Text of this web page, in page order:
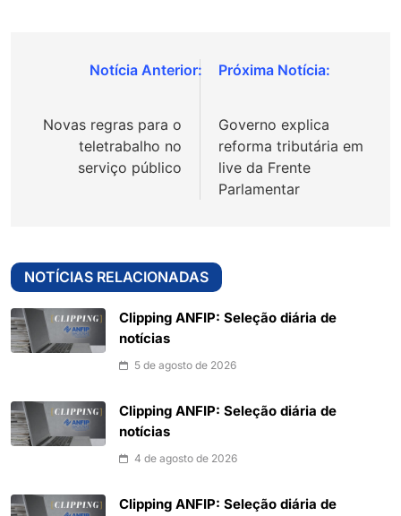
Navegação
Post
Novas regras para o
teletrabalho no
serviço público
Governo explica
reforma tributária em
live da Frente
Parlamentar
NOTÍCIAS RELACIONADAS
Clipping ANFIP: Seleção diária de
notícias
5 de agosto de 2026
Clipping ANFIP: Seleção diária de
notícias
4 de agosto de 2026
Clipping ANFIP: Seleção diária de